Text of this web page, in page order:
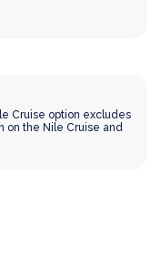
Cruise option excludes
on the Nile Cruise and